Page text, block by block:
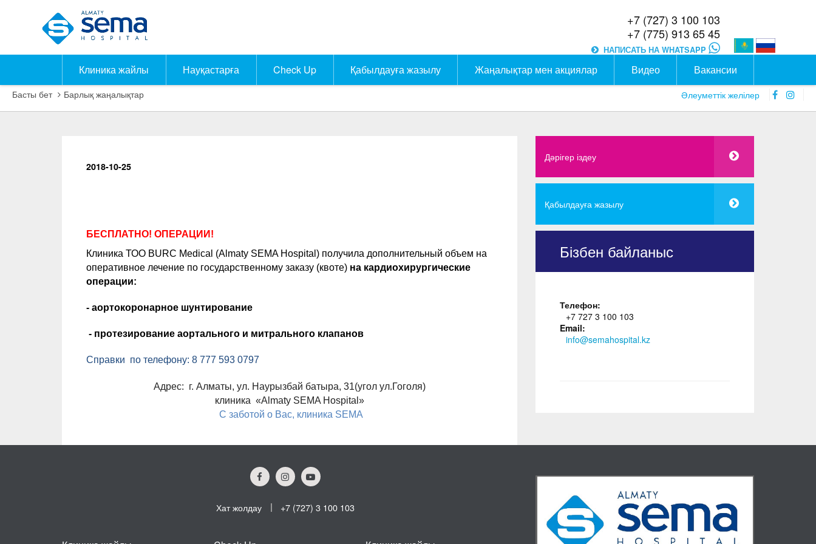
Клиника жайлы Науқастарға Check Up Қабылдауға жазылу Жаңалықтар мен акциялар Видео Вакансии
+7 (727) 3 100 103
+7 (775) 913 65 45
НАПИСАТЬ НА WHATSAPP
Әлеуметтік желілер
Басты бет Барлық жаңалықтар
2018-10-25
БЕСПЛАТНО! ОПЕРАЦИИ!
Клиника ТОО BURC Medical (Almaty SEMA Hospital ) получила дополнительный объем на
оперативное лечение по государственному заказу (квоте) на кардиохирургические
операции:
- аортокоронарное шунтирование
- протезирование аортального и митрального клапанов
Справки по телефону: 8 777 593 0797
Адрес: г. Алматы, ул. Наурызбай батыра, 31(угол ул.Гоголя)
клиника «Almaty SEMA Hospital »
C заботой о Вас, клиника SEMA
Дәрігер іздеу
Қабылдауға жазылу
Бізбен байланыс
Телефон:
+7 727 3 100 103
Email:
info@semahospital.kz
Хат жолдау +7 (727) 3 100 103